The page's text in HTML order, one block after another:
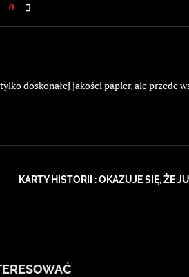
0
doskonałej jakości papier, ale przede
KARTY HISTORII : OKAZUJE SIĘ, ŻE